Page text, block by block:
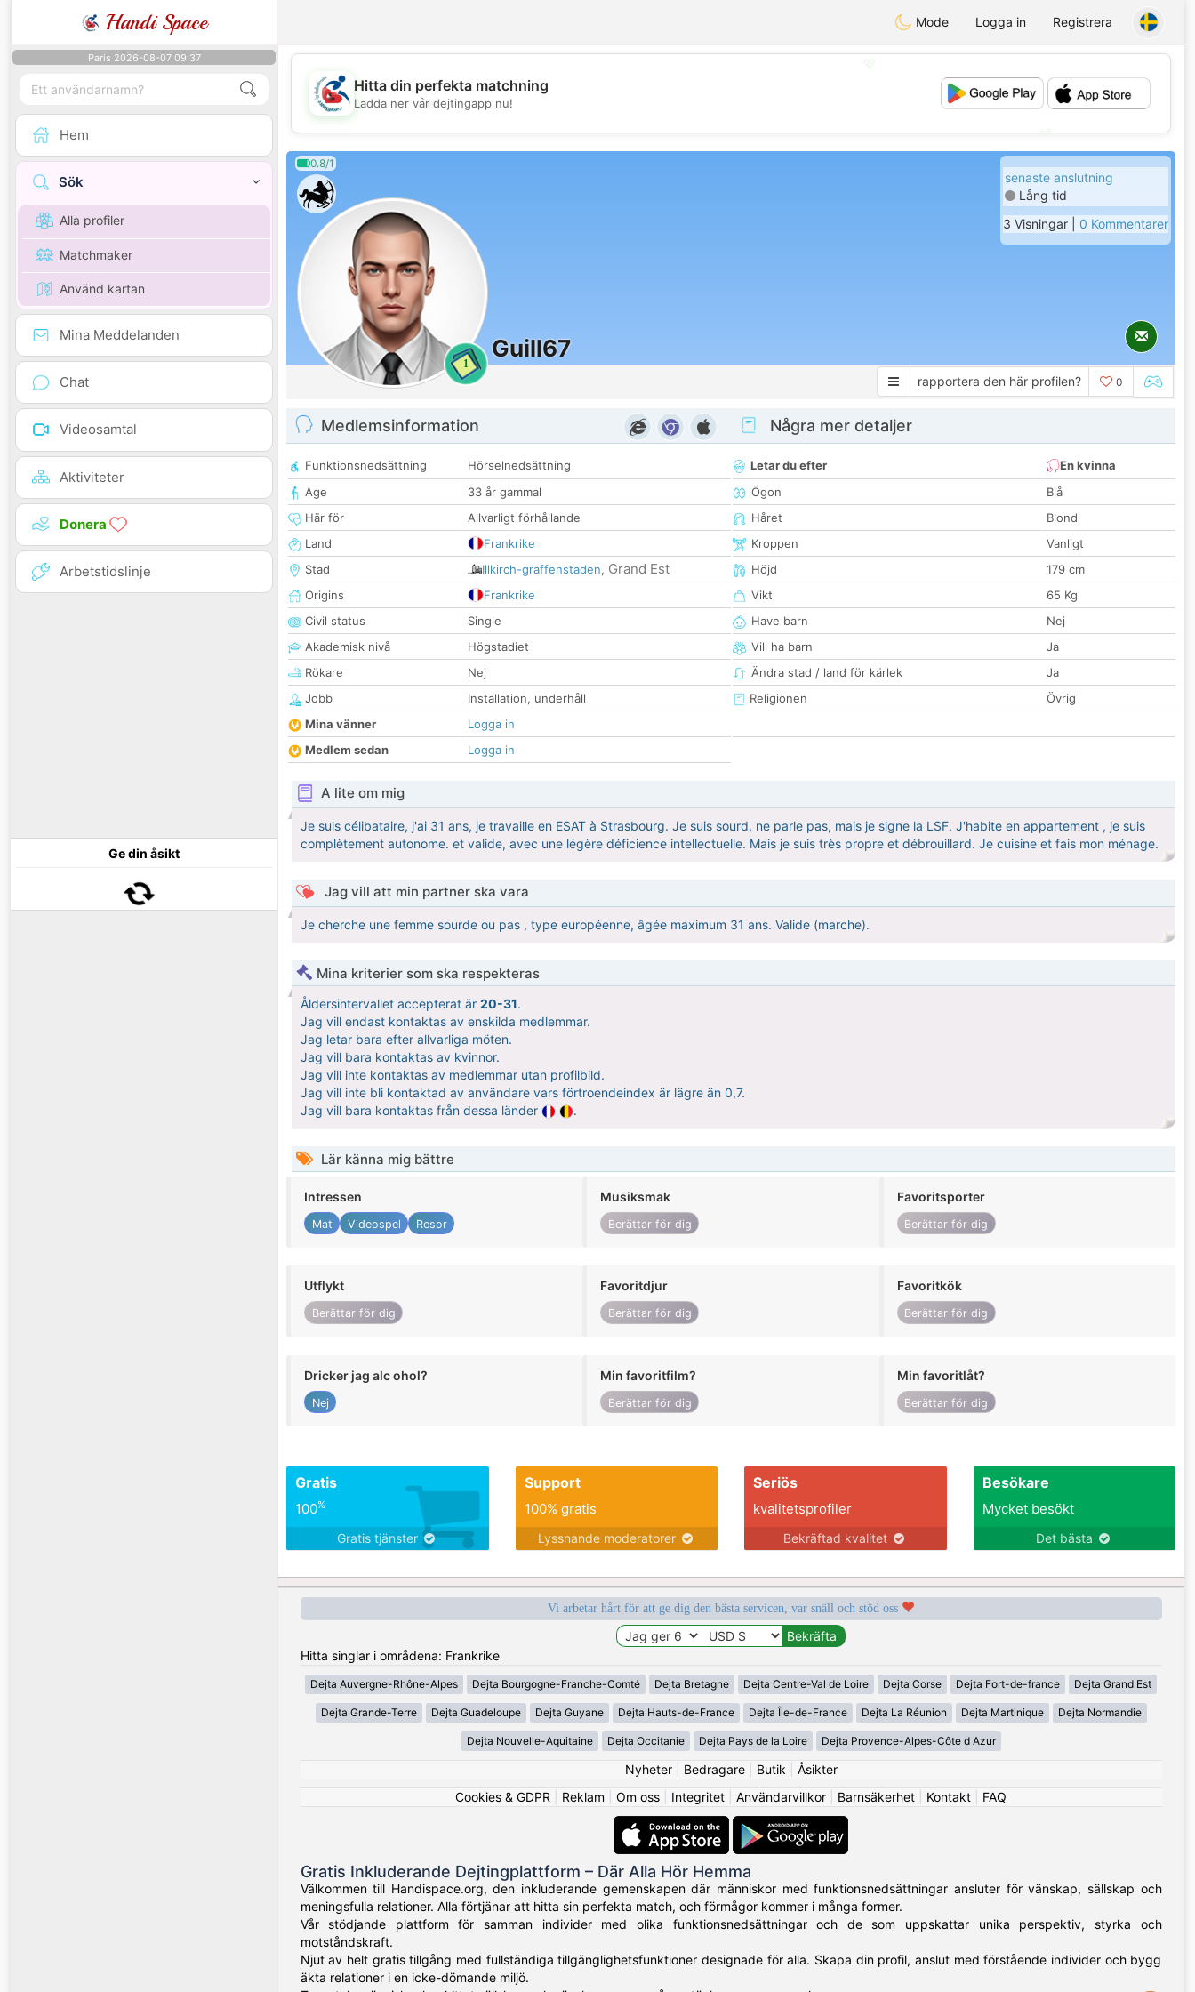
Handi Space Mode Logga in Registrera
Paris 2026-08-07 09:37
Hem
Sök
Alla profiler
Matchmaker
Använd kartan
Mina Meddelanden
Chat
Videosamtal
Aktiviteter
Donera
Arbetstidslinje
Ge din åsikt
💖
💕
Hitta din perfekta matchning
Ladda ner vår dejtingapp nu!
0.8/1
1
Guill67
senaste anslutning
Lång tid
3 Visningar | 0 Kommentarer
rapportera den här profilen? 0
Medlemsinformation
Funktionsnedsättning
Hörselnedsättning
Age
33 år gammal
Här för
Allvarligt förhållande
Land
Frankrike
Stad
Illkirch-graffenstaden, Grand Est
Origins
Frankrike
Civil status
Single
Akademisk nivå
Högstadiet
Rökare
Nej
Jobb
Installation, underhåll
Mina vänner
Logga in
Medlem sedan
Logga in
Några mer detaljer
Letar du efter
En kvinna
Ögon
Blå
Håret
Blond
Kroppen
Vanligt
Höjd
179 cm
Vikt
65 Kg
Have barn
Nej
Vill ha barn
Ja
Ändra stad / land för kärlek
Ja
Religionen
Övrig
A lite om mig
Je suis célibataire, j'ai 31 ans, je travaille en ESAT à Strasbourg. Je suis sourd, ne parle pas, mais je signe la LSF. J'habite en appartement , je suis
complètement autonome. et valide, avec une légère déficience intellectuelle. Mais je suis très propre et débrouillard. Je cuisine et fais mon ménage.
Jag vill att min partner ska vara
Je cherche une femme sourde ou pas , type européenne, âgée maximum 31 ans. Valide (marche).
Mina kriterier som ska respekteras
Åldersintervallet accepterat är 20-31.
Jag vill endast kontaktas av enskilda medlemmar.
Jag letar bara efter allvarliga möten.
Jag vill bara kontaktas av kvinnor.
Jag vill inte kontaktas av medlemmar utan profilbild.
Jag vill inte bli kontaktad av användare vars förtroendeindex är lägre än 0,7.
Jag vill bara kontaktas från dessa länder
.
Lär känna mig bättre
Intressen
Mat Videospel Resor
Musiksmak
Berättar för dig
Favoritsporter
Berättar för dig
Utflykt
Berättar för dig
Favoritdjur
Berättar för dig
Favoritkök
Berättar för dig
Dricker jag alc ohol?
Nej
Min favoritfilm?
Berättar för dig
Min favoritlåt?
Berättar för dig
Gratis
100%
Gratis tjänster
Support
100% gratis
Lyssnande moderatorer
Seriös
kvalitetsprofiler
Bekräftad kvalitet
Besökare
Mycket besökt
Det bästa
Vi arbetar hårt för att ge dig den bästa servicen, var snäll och stöd oss
Hitta singlar i områdena: Frankrike
Dejta Auvergne-Rhône-Alpes Dejta Bourgogne-Franche-Comté Dejta Bretagne Dejta Centre-Val de Loire Dejta Corse Dejta Fort-de-france Dejta Grand Est
Dejta Grande-Terre Dejta Guadeloupe Dejta Guyane Dejta Hauts-de-France Dejta Île-de-France Dejta La Réunion Dejta Martinique Dejta Normandie
Dejta Nouvelle-Aquitaine Dejta Occitanie Dejta Pays de la Loire Dejta Provence-Alpes-Côte d Azur
Nyheter| Bedragare| Butik
Åsikter
Cookies & GDPR
Reklam Om oss Integritet Användarvillkor Barnsäkerhet Kontakt FAQ
Gratis Inkluderande Dejtingplattform – Där Alla Hör Hemma
Välkommen till Handispace.org, den inkluderande gemenskapen där människor med funktionsnedsättningar ansluter för vänskap, sällskap och
meningsfulla relationer. Alla förtjänar att hitta sin perfekta match, och förmågor kommer i många former.
Vår stödjande plattform för samman individer med olika funktionsnedsättningar och de som uppskattar unika perspektiv, styrka och
motståndskraft.
Njut av helt gratis tillgång med fullständiga tillgänglighetsfunktioner designade för alla. Skapa din profil, anslut med förstående individer och bygg
äkta relationer i en icke-dömande miljö.